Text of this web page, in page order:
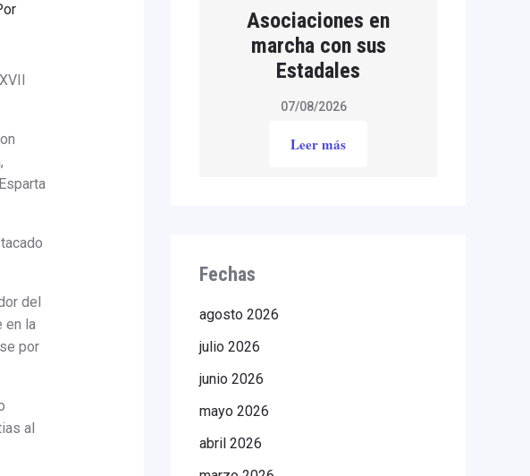
del
en la
por
al
Asociaciones en
marcha con sus
Estadales
07/08/2026
Leer más
Fechas
agosto 2026
julio 2026
junio 2026
mayo 2026
abril 2026